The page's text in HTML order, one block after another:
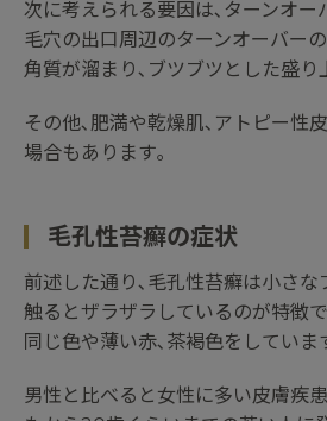
次に考えられる要因は､ターンオー
毛穴の出口周辺のターンオーバー
角質が溜まり､ブツブツとした盛り
その他､肥満や乾燥肌､アトピー性
場合もあります｡
毛孔性苔癬の症状
前述した通り､毛孔性苔癬は小さな
触るとザラザラしているのが特徴
同じ色や薄い赤､茶褐色をしていま
男性と比べると女性に多い皮膚疾